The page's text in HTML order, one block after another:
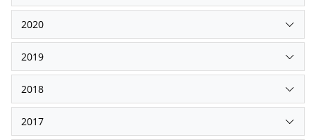
2020
2019
2018
2017